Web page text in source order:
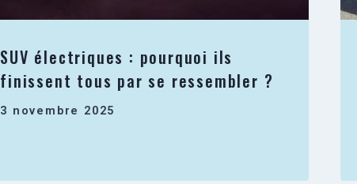
SUV électriques : pourquoi ils
finissent tous par se ressembler ?
3 novembre 2025